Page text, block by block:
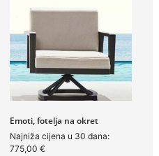
Emoti, fotelja na okret
Najniža cijena u 30 dana:
775,00 €